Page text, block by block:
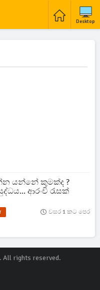
Desktop
යන්නේ කුමක්ද ?
ආරංචි රැසක්
වසර 1 කට පෙර
All rights reserved.